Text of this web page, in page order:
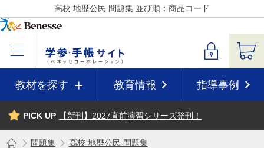
高校 地歴公民 問題集 並び順：商品コード
教材を探す 教育情報 指導事例
PICK UP 【新刊】2027直前演習シリーズ発刊！
問題集 高校 地歴公民 問題集